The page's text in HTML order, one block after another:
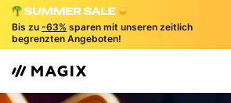
Bis zu -63% sparen mit unseren zeitlich
begrenzten Angeboten!